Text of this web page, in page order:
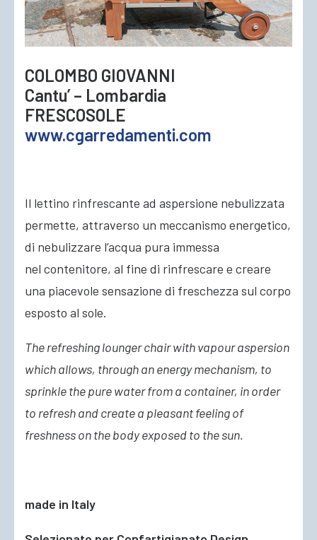
ACCEDI
COLOMBO GIOVANNI
Cantu’ – Lombardia
FRESCOSOLE
www.cgarredamenti.com
Il lettino rinfrescante ad aspersione nebulizzata
permette, attraverso un meccanismo energetico,
di nebulizzare l’acqua pura immessa
nel contenitore, al fine di rinfrescare e creare
una piacevole sensazione di freschezza sul corpo
esposto al sole.
The refreshing lounger chair with vapour aspersion
which allows, through an energy mechanism, to
sprinkle the pure water from a container, in order
to refresh and create a pleasant feeling of
freshness on the body exposed to the sun.
made in Italy